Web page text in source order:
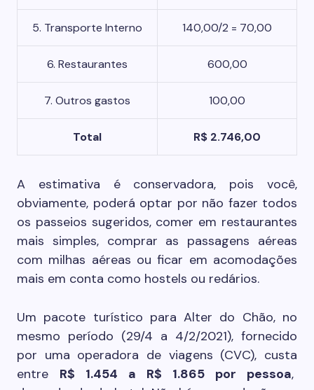
5. Transporte Interno 140,00/2 = 70,00
6. Restaurantes 600,00
7. Outros gastos 100,00
Total R$ 2.746,00
A estimativa é conservadora, pois você,
obviamente, poderá optar por não fazer todos
os passeios sugeridos, comer em restaurantes
mais simples, comprar as passagens aéreas
com milhas aéreas ou ficar em acomodações
mais em conta como hostels ou redários.
Um pacote turístico para Alter do Chão, no
mesmo período (29/4 a 4/2/2021), fornecido
por uma operadora de viagens (CVC), custa
entre R$ 1.454 a R$ 1.865 por pessoa,